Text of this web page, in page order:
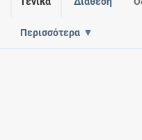
Περισσότερα